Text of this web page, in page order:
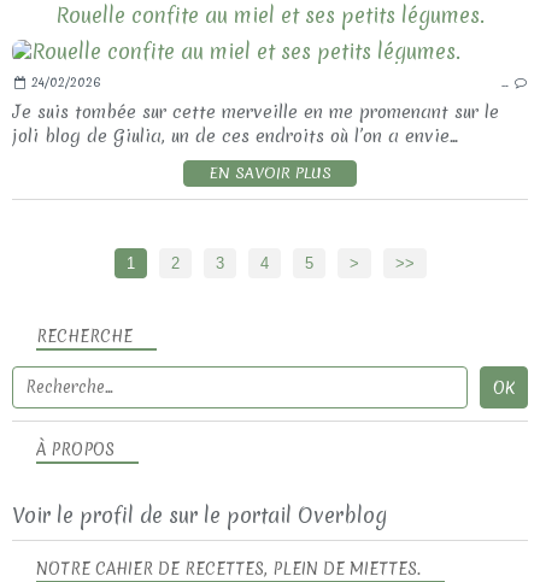
Rouelle confite au miel et ses petits légumes.
24/02/2026 …
Je suis tombée sur cette merveille en me promenant sur le
joli blog de Giulia, un de ces endroits où l’on a envie...
EN SAVOIR PLUS
1 2 3 4 5 > >>
RECHERCHE
NOTRE CAHIER DE RECETTES, PLEIN DE MIETTES.
À PROPOS
Voir le profil de sur le portail Overblog